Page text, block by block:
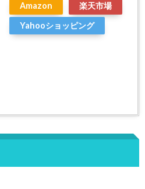
Amazon
楽天市場
Yahooショッピング